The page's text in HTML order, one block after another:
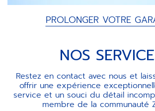
PROLONGER VOTRE
NOS
Restez en contact avec nous et
offrir une expérience
service et un souci du détail
membre de la communauté